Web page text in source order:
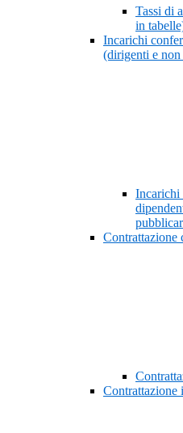
Tassi di
in
Incarichi
(dirigenti e
Incarichi
Contrattazione
Contrattazione